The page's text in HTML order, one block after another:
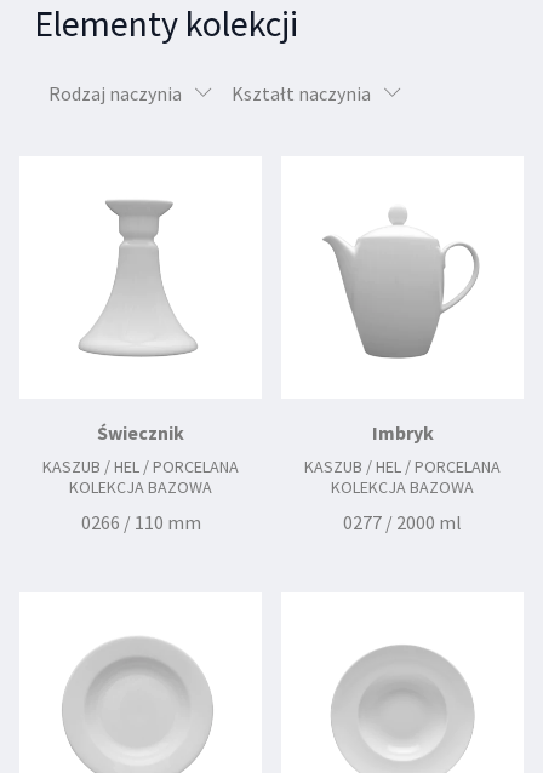
Elementy kolekcji
Rodzaj naczynia Kształt naczynia
Świecznik
KASZUB / HEL / PORCELANA
KOLEKCJA BAZOWA
0266 / 110 mm
Imbryk
KASZUB / HEL / PORCELANA
KOLEKCJA BAZOWA
0277 / 2000 ml